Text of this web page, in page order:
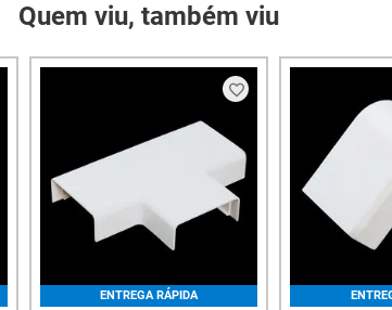
Quem viu, também viu
ENTREGA RÁPIDA